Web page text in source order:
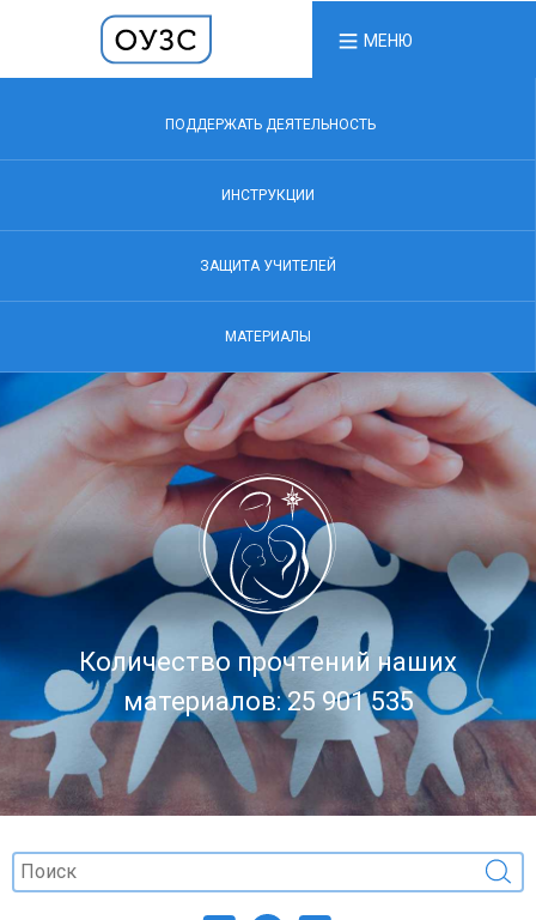
МЕНЮ
ПОДДЕРЖАТЬ ДЕЯТЕЛЬНОСТЬ
ИНСТРУКЦИИ
ЗАЩИТА УЧИТЕЛЕЙ
МАТЕРИАЛЫ
Количество прочтений наших
материалов: 25 901 535